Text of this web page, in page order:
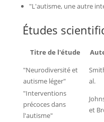
"L'autisme, une autre
Études
Titre de l'étude
"Neurodiversité et
autisme léger"
al.
"Interventions
précoces dans
l'autisme"
et